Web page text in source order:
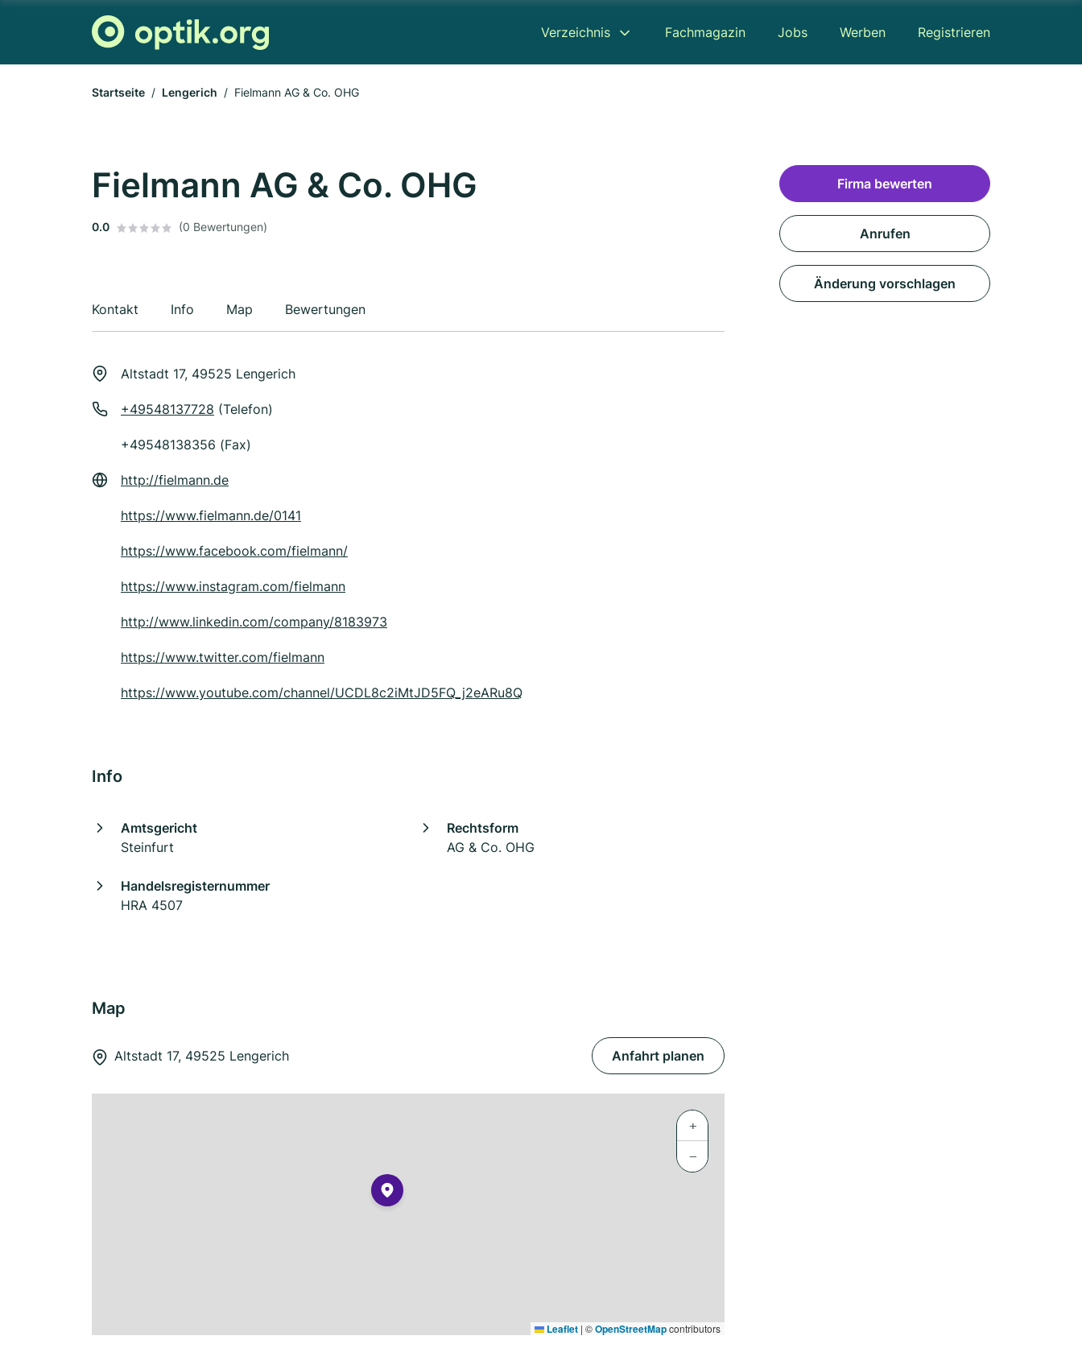
Verzeichnis Fachmagazin Jobs Werben Registrieren
Startseite Lengerich Fielmann AG & Co. OHG
Fielmann AG & Co. OHG
0.0 (0 Bewertungen)
Kontakt Info Map Bewertungen
Altstadt 17, 49525 Lengerich
+49548137728 (Telefon)
+49548138356 (Fax)
http://fielmann.de
https://www.fielmann.de/0141
https://www.facebook.com/fielmann/
https://www.instagram.com/fielmann
http://www.linkedin.com/company/8183973
https://www.twitter.com/fielmann
https://www.youtube.com/channel/UCDL8c2iMtJD5FQ_j2eARu8Q
Info
Amtsgericht
Steinfurt
Rechtsform
AG & Co. OHG
Handelsregisternummer
HRA 4507
Map
Altstadt 17, 49525 Lengerich Anfahrt planen
+
−
Leaflet | ©OpenStreetMapcontributors
Firma bewerten
Anrufen
Änderung vorschlagen